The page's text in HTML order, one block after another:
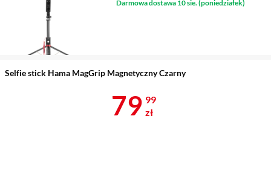
38 - 170 cm
Obsługiwane systemy
Darmowa dostawa 10 sie. (poniedziałek)
Selfie stick Hama MagGrip Magnetyczny Czarny
Cena 79,99
79 99
zł